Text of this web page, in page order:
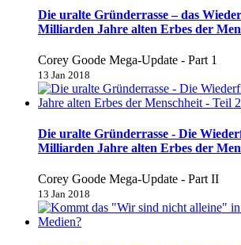
Die uralte Gründerrasse – das
Milliarden Jahre alten Erbes der
Corey Goode Mega-Update - Part 1
13 Jan 2018
Die uralte Gründerrasse - Die
Milliarden Jahre alten Erbes der
Corey Goode Mega-Update - Part II
13 Jan 2018